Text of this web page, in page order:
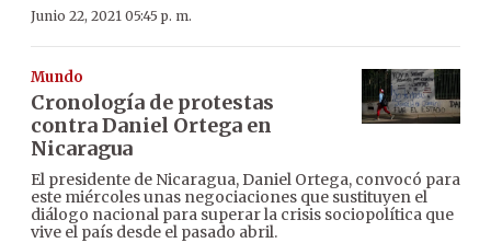
Junio 22, 2021 05:45 p. m.
Mundo
Cronología de protestas
contra Daniel Ortega en
Nicaragua
El presidente de Nicaragua, Daniel Ortega, convocó para
este miércoles unas negociaciones que sustituyen el
diálogo nacional para superar la crisis sociopolítica que
vive el país desde el pasado abril.